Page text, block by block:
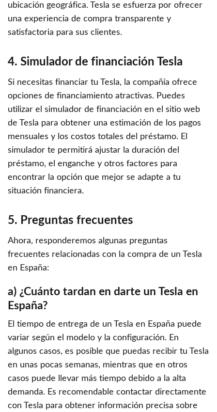
ubicación geográfica. Tesla se esfuerza por ofrecer
una experiencia de compra transparente y
satisfactoria para sus clientes.
4. Simulador de financiación Tesla
Si necesitas financiar tu Tesla, la compañía ofrece
opciones de financiamiento atractivas. Puedes
utilizar el simulador de financiación en el sitio web
de Tesla para obtener una estimación de los pagos
mensuales y los costos totales del préstamo. El
simulador te permitirá ajustar la duración del
préstamo, el enganche y otros factores para
encontrar la opción que mejor se adapte a tu
situación financiera.
5. Preguntas frecuentes
Ahora, responderemos algunas preguntas
frecuentes relacionadas con la compra de un Tesla
en España:
a) ¿Cuánto tardan en darte un Tesla en
España?
El tiempo de entrega de un Tesla en España puede
variar según el modelo y la configuración. En
algunos casos, es posible que puedas recibir tu Tesla
en unas pocas semanas, mientras que en otros
casos puede llevar más tiempo debido a la alta
demanda. Es recomendable contactar directamente
con Tesla para obtener información precisa sobre